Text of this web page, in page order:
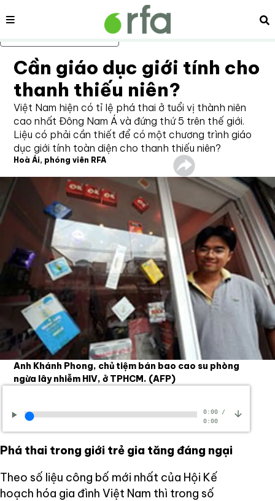
Bỏ qua nội dung chính
Nội dung
Cần giáo dục giới tính cho
thanh thiếu niên?
Việt Nam hiện có tỉ lệ phá thai ở tuổi vị thành niên
cao nhất Đông Nam Á và đứng thứ 5 trên thế giới.
Liệu có phải cần thiết để có một chương trình giáo
dục giới tính toàn diện cho thanh thiếu niên?
Hoà Ái, phóng viên RFA
Anh Khánh Phong, chủ tiệm bán bao cao su phòng
ngừa lây nhiễm HIV, ở TPHCM. (AFP)
0:00/
0:00
Phá thai trong giới trẻ gia tăng đáng ngại
Theo số liệu công bố mới nhất của Hội Kế
hoạch hóa gia đình Việt Nam thì trong số